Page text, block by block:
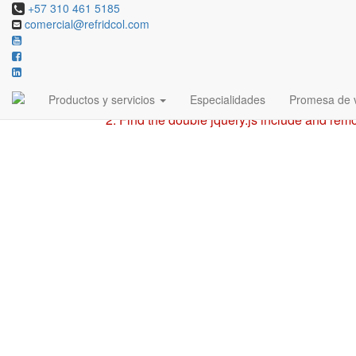
+57 310 461 5185
comercial@refridcol.com
Productos y servicios Especialidades Promesa de
Revolution Slider Error: You have some
1. In the Slider Settings -> Troubleshooting
2. Find the double jquery.js include and